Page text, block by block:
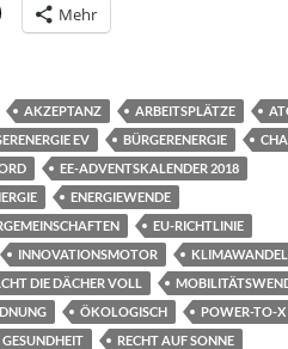
Mehr
AKZEPTANZ ARBEITSPLÄTZE
EV BÜRGERENERGIE
EE-ADVENTSKALENDER 2018
ENERGIEWENDE
EU-RICHTLINIE
INNOVATIONSMOTOR
KLIMAWANDEL
DIE DÄCHER VOLL
ÖKOLOGISCH
POWER-TO-X
GESUNDHEIT
RECHT AUF SONNE